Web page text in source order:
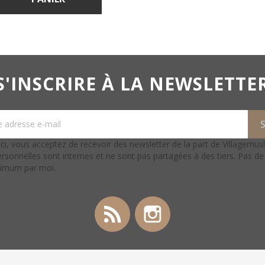
À LA
vous acceptez de recevoir des newsletter de la part de
sont internes et ne sont pas partagées à des tiers. Pas
par moi.
Rss